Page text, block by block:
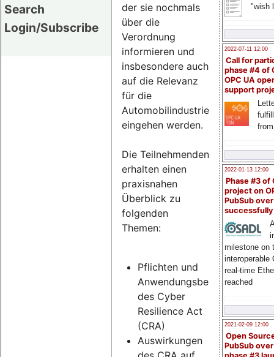
Search
Login/Subscribe
"wish
2022-07-11 12:00
Call for
phase #4 of
OPC UA
support
2022-01-13 12:00
Phase #3 of
project on
PubSub over
milestone on
interoperable
real-time
reached
2021-02-09 12:00
Open
PubSub
der sie nochmals
über die
Verordnung
informieren und
insbesondere auch
auf die Relevanz
für die
Automobilindustrie
eingehen werden.
Die Teilnehmenden
erhalten einen
praxisnahen
Überblick zu
folgenden
Themen:
Pflichten und
Anwendungsbereich
des Cyber
Resilience Act
(CRA)
Auswirkungen